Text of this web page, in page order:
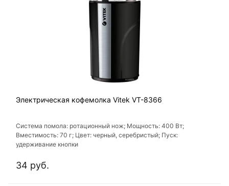
Электрическая кофемолка Vitek VT-8366
Система помола: ротационный нож; Мощность: 400 Вт;
Вместимость: 70 г; Цвет: черный, серебристый; Пуск:
удерживание кнопки
34 руб.